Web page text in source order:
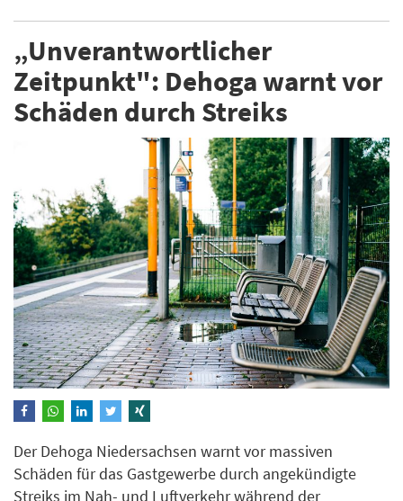
„Unverantwortlicher
Zeitpunkt": Dehoga warnt vor
Schäden durch Streiks
Der Dehoga Niedersachsen warnt vor massiven
Schäden für das Gastgewerbe durch angekündigte
Streiks im Nah- und Luftverkehr während der